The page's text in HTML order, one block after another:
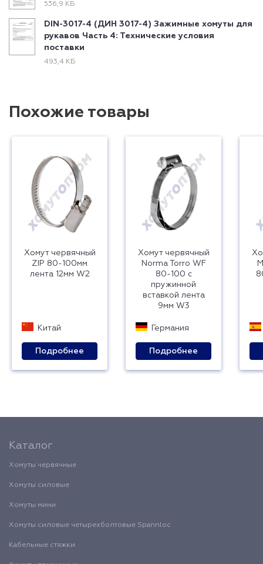
536,9 КБ
DIN-3017-4 (ДИН 3017-4) Зажимные хомуты для
рукавов Часть 4: Технические условия
поставки
493,4 КБ
Похожие товары
Хомут червячный
ZIP 80-100мм
лента 12мм W2
Китай
Подробнее
Хомут червячный
Norma Torro WF
80-100 с
пружинной
вставкой лента
9мм W3
Германия
Подробнее
Каталог
Хомуты червячные
Хомуты силовые
Хомуты мини
Хомуты силовые четырехболтовые Spannloc
Кабельные стяжки